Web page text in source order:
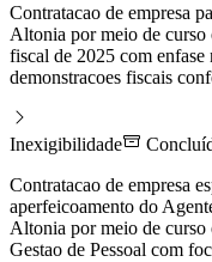
Contratacao de empresa
Altonia por meio de curso
fiscal de 2025 com enfase
demonstracoes fiscais
Inexigibilidade
Contratacao de empresa
aperfeicoamento do
Altonia por meio de curso
Gestao de Pessoal com